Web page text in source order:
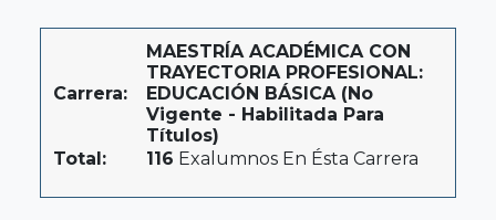
Carrera:
MAESTRÍA ACADÉMICA CON
TRAYECTORIA PROFESIONAL:
EDUCACIÓN BÁSICA (No
Vigente - Habilitada Para
Títulos)
Total:
116 Exalumnos En Ésta Carrera